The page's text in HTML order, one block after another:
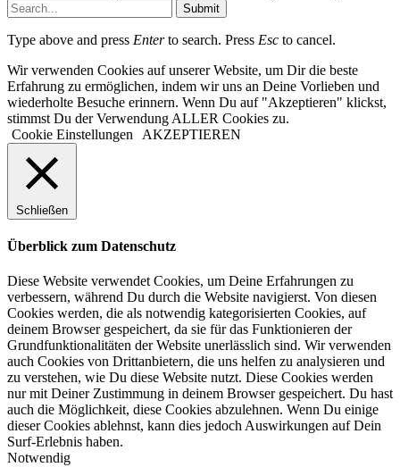
Submit
Type above and press Enterto search. Press Esc to cancel.
Wir verwenden Cookies auf unserer Website, um Dir die beste
Erfahrung zu ermöglichen, indem wir uns an Deine Vorlieben und
wiederholte Besuche erinnern. Wenn Du auf "Akzeptieren" klickst,
stimmst Du der Verwendung ALLER Cookies zu.
Cookie Einstellungen
AKZEPTIEREN
Schließen
Überblick zum Datenschutz
Diese Website verwendet Cookies, um Deine Erfahrungen zu
verbessern, während Du durch die Website navigierst. Von diesen
Cookies werden, die als notwendig kategorisierten Cookies, auf
deinem Browser gespeichert, da sie für das Funktionieren der
Grundfunktionalitäten der Website unerlässlich sind. Wir verwenden
auch Cookies von Drittanbietern, die uns helfen zu analysieren und
zu verstehen, wie Du diese Website nutzt. Diese Cookies werden
nur mit Deiner Zustimmung in deinem Browser gespeichert. Du hast
auch die Möglichkeit, diese Cookies abzulehnen. Wenn Du einige
dieser Cookies ablehnst, kann dies jedoch Auswirkungen auf Dein
Surf-Erlebnis haben.
Notwendig